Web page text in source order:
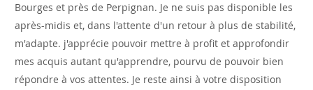
Bourges et près de Perpignan. Je ne suis pas disponible les
après-midis et, dans l'attente d'un retour à plus de stabilité,
m'adapte. j'apprécie pouvoir mettre à profit et approfondir
mes acquis autant qu'apprendre, pourvu de pouvoir bien
répondre à vos attentes. Je reste ainsi à votre disposition